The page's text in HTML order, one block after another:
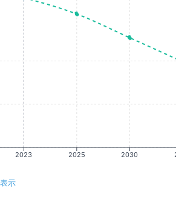
2023 2025 2030
示